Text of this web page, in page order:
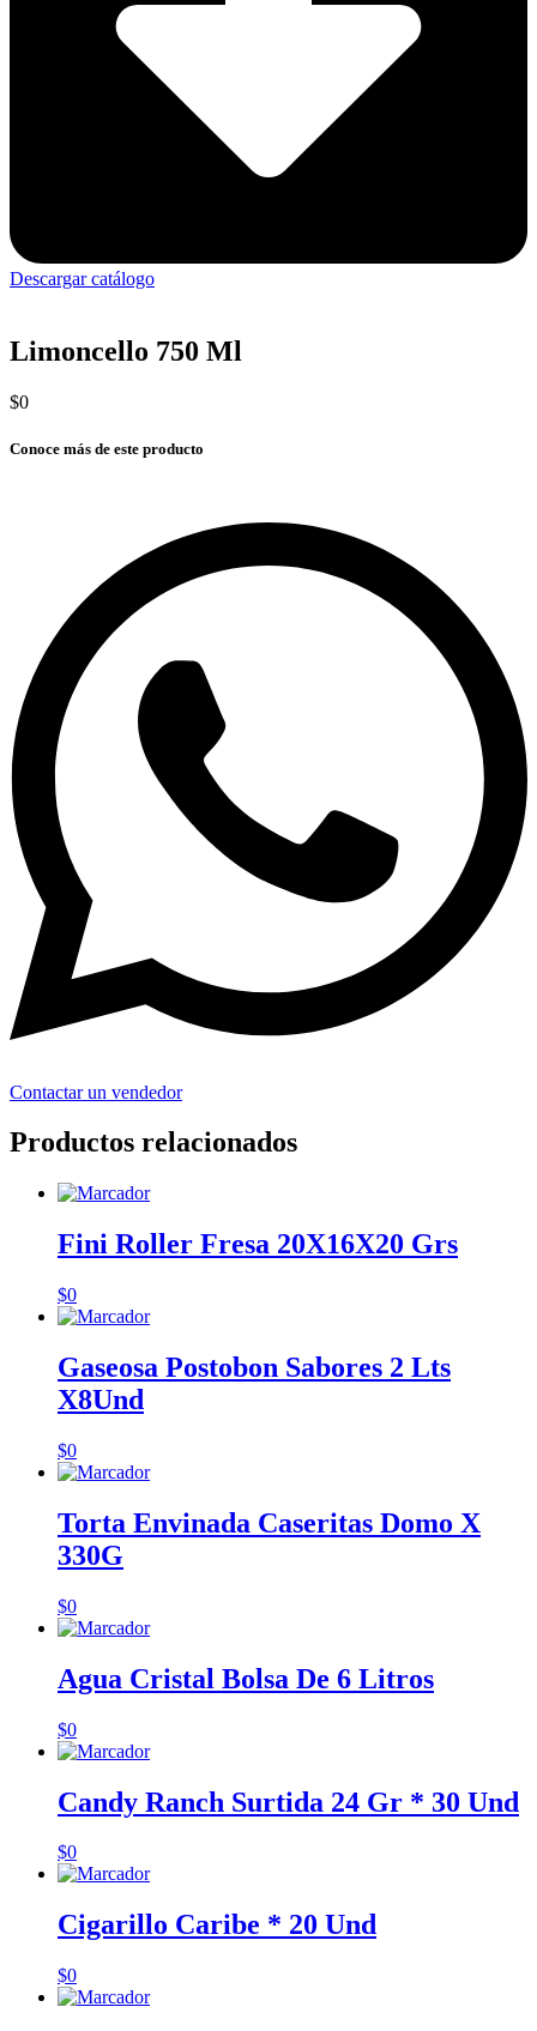
Descargar catálogo
Limoncello 750 Ml
$0
Conoce más de este producto
Contactar un vendedor
Productos relacionados
Fini Roller Fresa 20X16X20 Grs
$0
Gaseosa Postobon Sabores 2 Lts
X8Und
$0
Torta Envinada Caseritas Domo X
330G
$0
Agua Cristal Bolsa De 6 Litros
$0
Candy Ranch Surtida 24 Gr * 30 Und
$0
Cigarillo Caribe * 20 Und
$0